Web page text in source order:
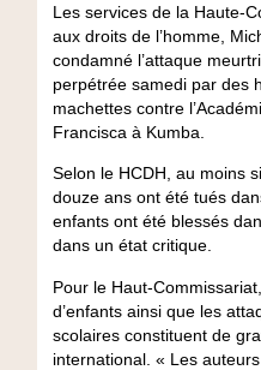
Les services de la Haute-
aux droits de l’homme,
condamné l’attaque
perpétrée samedi par des
machettes contre
Francisca à Kumba.
Selon le HCDH, au moins
douze ans ont été tués
enfants ont été blessés
dans un état critique.
Pour le Haut-
d’enfants ainsi que les
scolaires constituent de
international. « Les